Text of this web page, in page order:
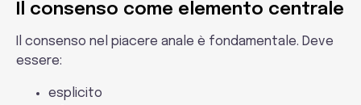
Il consenso come elemento centrale
Il consenso nel piacere anale è fondamentale. Deve
essere:
esplicito